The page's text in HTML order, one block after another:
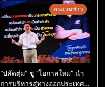
ตระเวนข่าว
“ปลัดตุ๋ม” ชู “โอกาสใหม่” นำ
การบริหารสู่ทางออกประเทศ